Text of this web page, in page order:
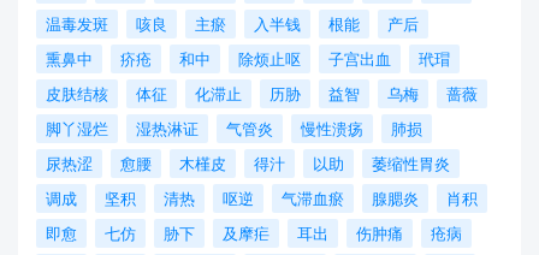
温毒发斑
咳良 主瘀 入半钱 根能
产后
熏鼻中
疥疮 和中 除烦止呕 子宫出血
玳瑁
皮肤结核
体征 化滞止 历胁 益智 乌梅
蔷薇
脚丫湿烂
湿热淋证 气管炎 慢性溃疡
肺损
尿热涩
愈腰 木槿皮 得汁 以助
萎缩性胃炎
调成
坚积 清热 呕逆 气滞血瘀 腺腮炎
肖积
即愈
七仿 胁下 及摩疟 耳出 伤肿痛
疮病